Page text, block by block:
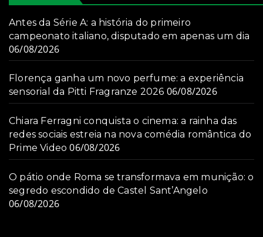
Antes da Série A: a história do primeiro
campeonato italiano, disputado em apenas um dia
06/08/2026
Florença ganha um novo perfume: a experiência
sensorial da Pitti Fragranze 2026 06/08/2026
Chiara Ferragni conquista o cinema: a rainha das
redes sociais estreia na nova comédia romântica do
Prime Video 06/08/2026
O pátio onde Roma se transformava em munição: o
segredo escondido de Castel Sant’Angelo
06/08/2026